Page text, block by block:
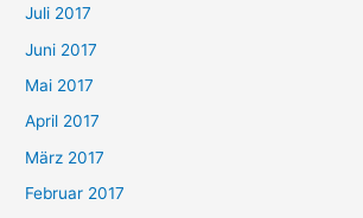
Juli 2017
Juni 2017
Mai 2017
April 2017
März 2017
Februar 2017